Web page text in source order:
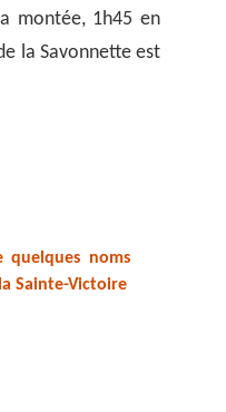
montée, 1h45 en
la Savonnette est
quelques noms
Sainte-Victoire